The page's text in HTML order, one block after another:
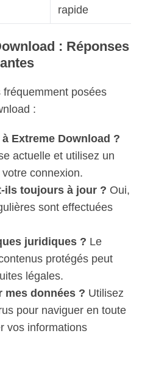
rapide
: Réponses
posées
:
Extreme Download ?
actuelle et utilisez un
connexion.
ils toujours à jour ? Oui,
sont effectuées
juridiques ? Le
protégés peut
légales.
mes données ? Utilisez
pour naviguer en toute
vos informations